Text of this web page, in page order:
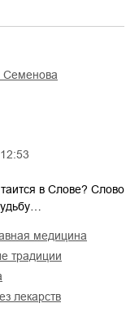
Семенова
в Слове? Слово
медицина
традиции
лекарств